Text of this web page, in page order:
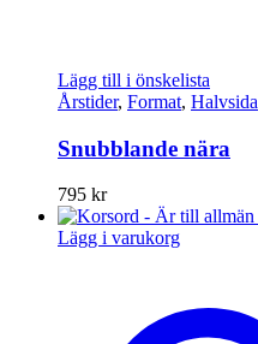
Lägg till i önskelista
Årstider, Format, Halvsida
Snubblande nära
795 kr
Lägg i varukorg